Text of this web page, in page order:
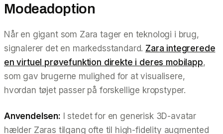
Modeadoption
Når en gigant som Zara tager en teknologi i brug,
signalerer det en markedsstandard. Zara integrerede
en virtuel prøvefunktion direkte i deres mobilapp,
som gav brugerne mulighed for at visualisere,
hvordan tøjet passer på forskellige kropstyper.
Anvendelsen: I stedet for en generisk 3D-avatar
hælder Zaras tilgang ofte til high-fidelity augmented